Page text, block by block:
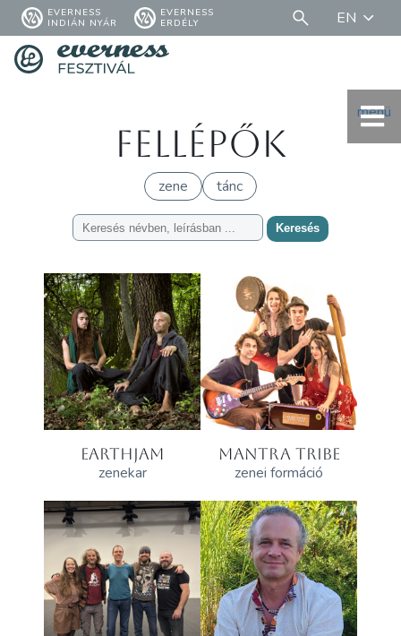
EVERNESS
INDIÁN NYÁR
EVERNESS
ERDÉLY
EN
menü
Fellépők
zene tánc
Keresés
EARTHJAM
zenekar
MANTRA TRIBE
zenei formáció